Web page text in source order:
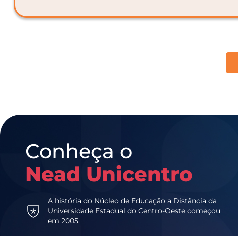
Conheça o
Nead Unicentro
A história do Núcleo de Educação a Distância da
Universidade Estadual do Centro-Oeste começou
em 2005.